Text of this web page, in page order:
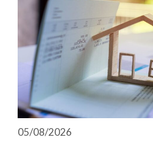
05/08/2026